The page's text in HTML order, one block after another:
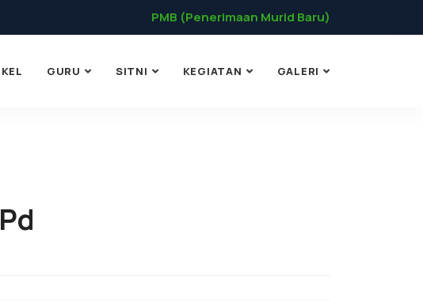
PMB (Penerimaan Murid Baru)
GURU SITNI KEGIATAN GALERI